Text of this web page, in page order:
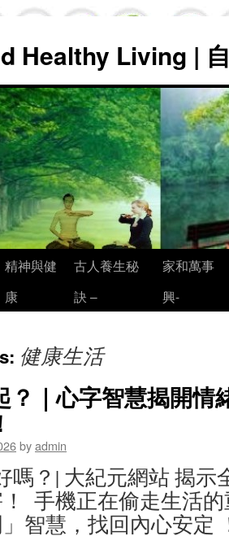
Healthy Living |
精神與健
康
古人養生秘
訣 –
家和萬事
興-
健康生活
？｜心字智慧揭開情
byadmin
嗎？| 大紀元網站 揭示
手機正在偷走生活
」智慧，找回內心安定